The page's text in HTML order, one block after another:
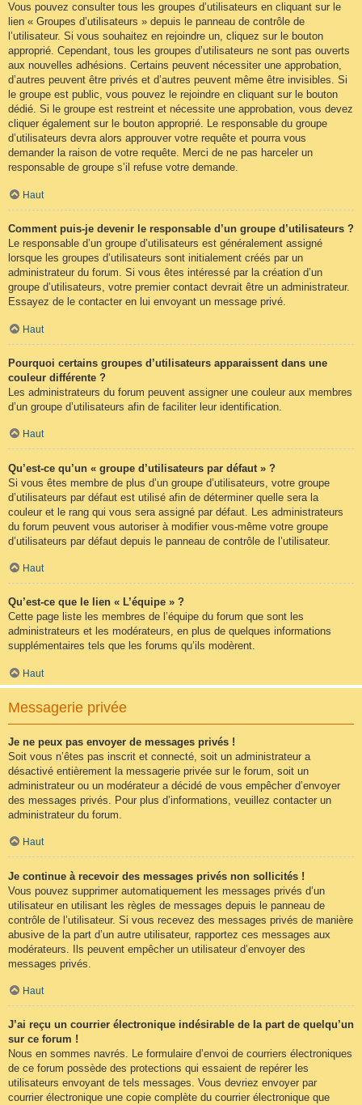
Vous pouvez consulter tous les groupes d’utilisateurs en cliquant sur le
lien « Groupes d’utilisateurs » depuis le panneau de contrôle de
l’utilisateur. Si vous souhaitez en rejoindre un, cliquez sur le bouton
approprié. Cependant, tous les groupes d’utilisateurs ne sont pas ouverts
aux nouvelles adhésions. Certains peuvent nécessiter une approbation,
d’autres peuvent être privés et d’autres peuvent même être invisibles. Si
le groupe est public, vous pouvez le rejoindre en cliquant sur le bouton
dédié. Si le groupe est restreint et nécessite une approbation, vous devez
cliquer également sur le bouton approprié. Le responsable du groupe
d’utilisateurs devra alors approuver votre requête et pourra vous
demander la raison de votre requête. Merci de ne pas harceler un
responsable de groupe s’il refuse votre demande.
Haut
Comment puis-je devenir le responsable d’un groupe d’utilisateurs ?
Le responsable d’un groupe d’utilisateurs est généralement assigné
lorsque les groupes d’utilisateurs sont initialement créés par un
administrateur du forum. Si vous êtes intéressé par la création d’un
groupe d’utilisateurs, votre premier contact devrait être un administrateur.
Essayez de le contacter en lui envoyant un message privé.
Haut
Pourquoi certains groupes d’utilisateurs apparaissent dans une
couleur différente ?
Les administrateurs du forum peuvent assigner une couleur aux membres
d’un groupe d’utilisateurs afin de faciliter leur identification.
Haut
Qu’est-ce qu’un « groupe d’utilisateurs par défaut » ?
Si vous êtes membre de plus d’un groupe d’utilisateurs, votre groupe
d’utilisateurs par défaut est utilisé afin de déterminer quelle sera la
couleur et le rang qui vous sera assigné par défaut. Les administrateurs
du forum peuvent vous autoriser à modifier vous-même votre groupe
d’utilisateurs par défaut depuis le panneau de contrôle de l’utilisateur.
Haut
Qu’est-ce que le lien « L’équipe » ?
Cette page liste les membres de l’équipe du forum que sont les
administrateurs et les modérateurs, en plus de quelques informations
supplémentaires tels que les forums qu’ils modèrent.
Haut
Messagerie privée
Je ne peux pas envoyer de messages privés !
Soit vous n’êtes pas inscrit et connecté, soit un administrateur a
désactivé entièrement la messagerie privée sur le forum, soit un
administrateur ou un modérateur a décidé de vous empêcher d’envoyer
des messages privés. Pour plus d’informations, veuillez contacter un
administrateur du forum.
Haut
Je continue à recevoir des messages privés non sollicités !
Vous pouvez supprimer automatiquement les messages privés d’un
utilisateur en utilisant les règles de messages depuis le panneau de
contrôle de l’utilisateur. Si vous recevez des messages privés de manière
abusive de la part d’un autre utilisateur, rapportez ces messages aux
modérateurs. Ils peuvent empêcher un utilisateur d’envoyer des
messages privés.
Haut
J’ai reçu un courrier électronique indésirable de la part de quelqu’un
sur ce forum !
Nous en sommes navrés. Le formulaire d’envoi de courriers électroniques
de ce forum possède des protections qui essaient de repérer les
utilisateurs envoyant de tels messages. Vous devriez envoyer par
courrier électronique une copie complète du courrier électronique que